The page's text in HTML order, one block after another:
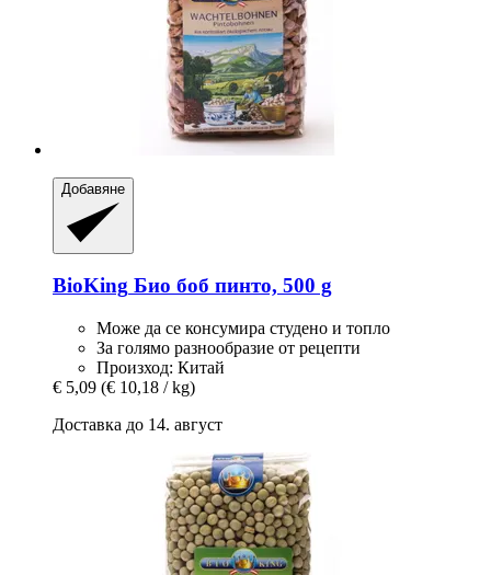
Добавяне
BioKing Био боб пинто, 500 g
Може да се консумира студено и топло
За голямо разнообразие от рецепти
Произход: Китай
€ 5,09 (€ 10,18 / kg)
Доставка до 14. август